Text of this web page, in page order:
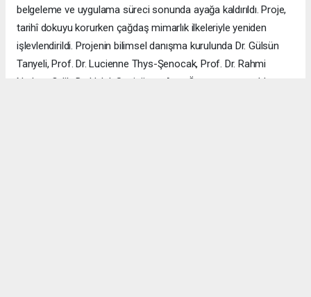
belgeleme ve uygulama süreci sonunda ayağa kaldırıldı. Proje,
tarihî dokuyu korurken çağdaş mimarlık ilkeleriyle yeniden
işlevlendirildi. Projenin bilimsel danışma kurulunda Dr. Gülsün
Tanyeli, Prof. Dr. Lucienne Thys-Şenocak, Prof. Dr. Rahmi
Nurhan Çelik, Dr. Haluk Sesigür ve Arzu Özsavaşcı yer aldı.